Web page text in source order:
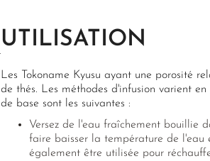
UTILISATION
Les Tokoname Kyusu ayant une porosité
de thés. Les méthodes d'infusion varient
de base sont les suivantes :
Versez de l'eau fraîchement bouillie
faire baisser la température de l'eau
également être utilisée pour